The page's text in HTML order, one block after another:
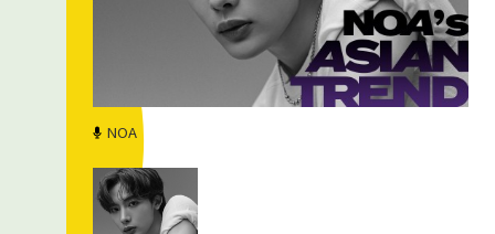
NOA